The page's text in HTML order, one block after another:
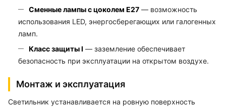
Сменные лампы с цоколем E27 — возможность
использования LED, энергосберегающих или галогенных
ламп.
Класс защиты I — заземление обеспечивает
безопасность при эксплуатации на открытом воздухе.
Монтаж и эксплуатация
Светильник устанавливается на ровную поверхность